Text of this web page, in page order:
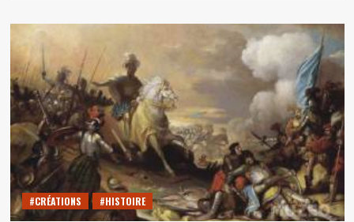
sur
jeu
de
la
vérité
:
anecdotes
vraies
ou
fausses
?
#CRÉATIONS #HISTOIRE